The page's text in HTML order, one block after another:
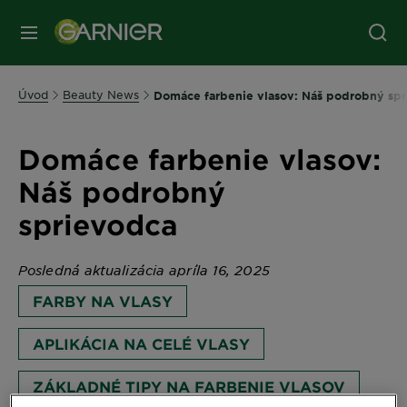
Úvod Beauty News Domáce farbenie vlasov: Náš podrobný
Domáce farbenie vlasov:
Náš podrobný
sprievodca
Posledná aktualizácia apríla 16, 2025
FARBY NA VLASY
APLIKÁCIA NA CELÉ VLASY
ZÁKLADNÉ TIPY NA FARBENIE VLASOV